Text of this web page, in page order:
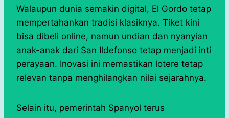
Walaupun dunia semakin digital, El Gordo tetap
mempertahankan tradisi klasiknya. Tiket kini
bisa dibeli online, namun undian dan nyanyian
anak-anak dari San Ildefonso tetap menjadi inti
perayaan. Inovasi ini memastikan lotere tetap
relevan tanpa menghilangkan nilai sejarahnya.
Selain itu, pemerintah Spanyol terus